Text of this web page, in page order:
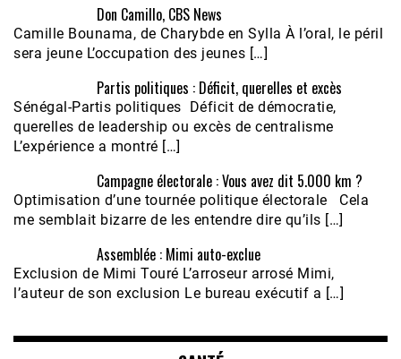
Don Camillo, CBS News
Camille Bounama, de Charybde en Sylla À l’oral, le péril
sera jeune L’occupation des jeunes […]
Partis politiques : Déficit, querelles et excès
Sénégal-Partis politiques Déficit de démocratie,
querelles de leadership ou excès de centralisme
L’expérience a montré […]
Campagne électorale : Vous avez dit 5.000 km ?
Optimisation d’une tournée politique électorale Cela
me semblait bizarre de les entendre dire qu’ils […]
Assemblée : Mimi auto-exclue
Exclusion de Mimi Touré L’arroseur arrosé Mimi,
l’auteur de son exclusion Le bureau exécutif a […]